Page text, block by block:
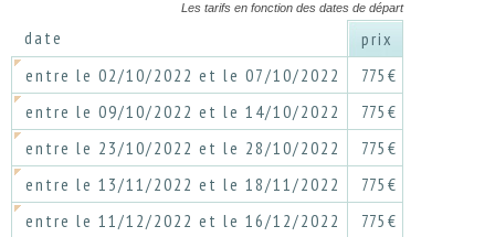
Les tarifs en fonction des dates de départ
date
prix
entre le 02/10/2022 et le 07/10/2022
775 €
entre le 09/10/2022 et le 14/10/2022
775 €
entre le 23/10/2022 et le 28/10/2022
775 €
entre le 13/11/2022 et le 18/11/2022
775 €
entre le 11/12/2022 et le 16/12/2022
775 €